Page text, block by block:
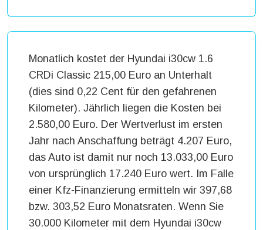
Monatlich kostet der Hyundai i30cw 1.6
CRDi Classic 215,00 Euro an Unterhalt
(dies sind 0,22 Cent für den gefahrenen
Kilometer). Jährlich liegen die Kosten bei
2.580,00 Euro. Der Wertverlust im ersten
Jahr nach Anschaffung beträgt 4.207 Euro,
das Auto ist damit nur noch 13.033,00 Euro
von ursprünglich 17.240 Euro wert. Im Falle
einer Kfz-Finanzierung ermitteln wir 397,68
bzw. 303,52 Euro Monatsraten. Wenn Sie
30.000 Kilometer mit dem Hyundai i30cw